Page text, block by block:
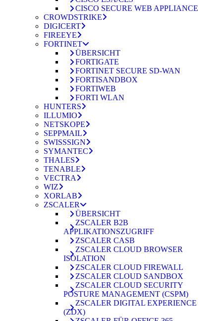
CISCO SECURE WEB APPLIANCE
CROWDSTRIKE
DIGICERT
FIREEYE
FORTINET
ÜBERSICHT
FORTIGATE
FORTINET SECURE SD-WAN
FORTISANDBOX
FORTIWEB
FORTI WLAN
HUNTERS
ILLUMIO
NETSKOPE
SEPPMAIL
SWISSSIGN
SYMANTEC
THALES
TENABLE
VECTRA
WIZ
XORLAB
ZSCALER
ÜBERSICHT
ZSCALER B2B
APPLIKATIONSZUGRIFF
ZSCALER CASB
ZSCALER CLOUD BROWSER
ISOLATION
ZSCALER CLOUD FIREWALL
ZSCALER CLOUD SANDBOX
ZSCALER CLOUD SECURITY
POSTURE MANAGEMENT (CSPM)
ZSCALER DIGITAL EXPERIENCE
(ZDX)